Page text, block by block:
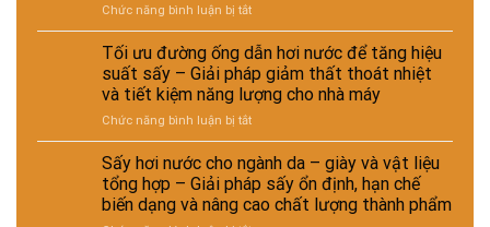
nghiệp
–
Giải
pháp
nâng
cao
chất
lượng
và
hiệu
suất
nước
và
sấy
điện
–
Lựa
chọn
giải
pháp
kinh
tế
cho
biến
thức
ăn
chăn
nuôi
–
Giải
pháp
ổn
định
dinh
dưỡng
Chức năng bình luận bị tắtở
Ứng
dụng
nồi
hơi
tự
động
trong
hệ
thống
sấy
hơi
Tối ưu đường ống dẫn hơi nước để tăng hiệu
suất sấy – Giải pháp giảm thất thoát nhiệt
và tiết kiệm năng lượng cho nhà máy
Chức năng bình luận bị tắtở
Tối
ưu
đường
ống
dẫn
Sấy hơi nước cho ngành da – giày và vật liệu
tổng hợp – Giải pháp sấy ổn định, hạn chế
biến dạng và nâng cao chất lượng thành phẩm